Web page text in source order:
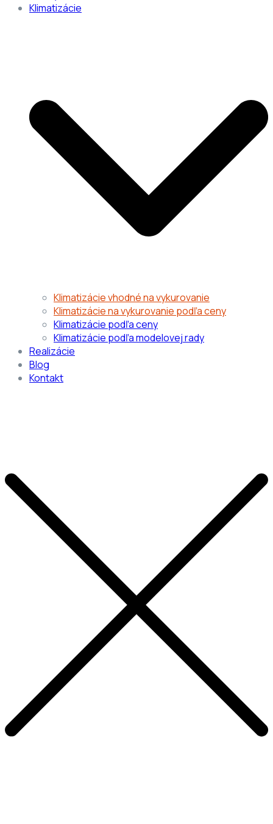
Klimatizácie
Klimatizácie vhodné na vykurovanie
Klimatizácie na vykurovanie podľa ceny
Klimatizácie podľa ceny
Klimatizácie podľa modelovej rady
Realizácie
Blog
Kontakt